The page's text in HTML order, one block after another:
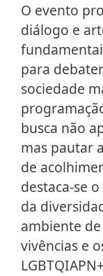
O evento
diálogo e
para
sociedade
busca não
mas pautar
de
destaca-se
da
ambiente
vivências e